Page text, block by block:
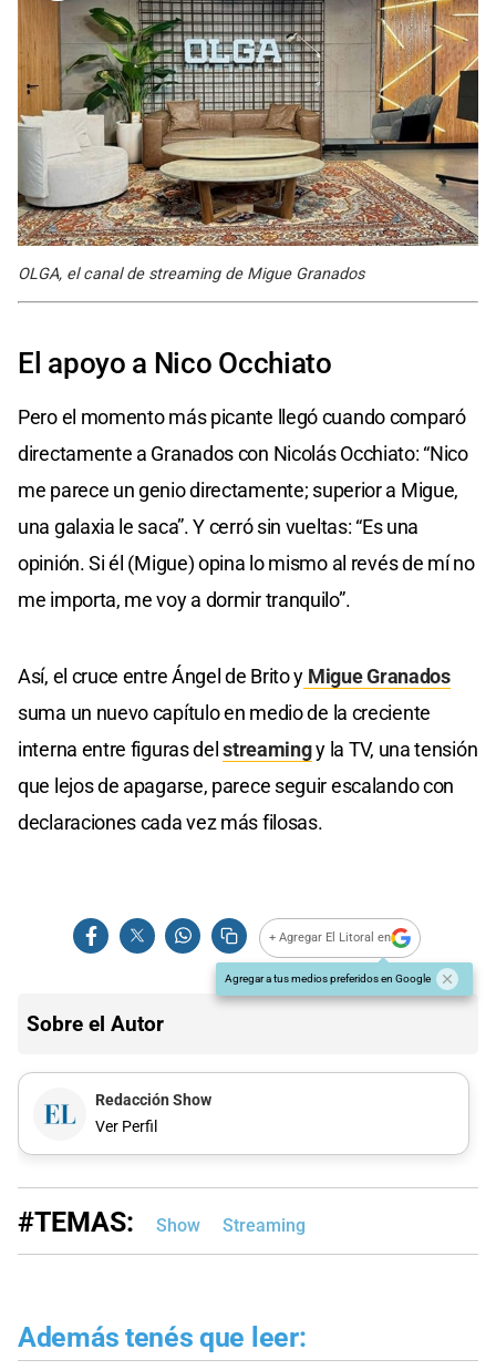
OLGA, el canal de streaming de Migue Granados
El apoyo a Nico Occhiato
Pero el momento más picante llegó cuando comparó
directamente a Granados con Nicolás Occhiato: “Nico
me parece un genio directamente; superior a Migue,
una galaxia le saca”. Y cerró sin vueltas: “Es una
opinión. Si él (Migue) opina lo mismo al revés de mí no
me importa, me voy a dormir tranquilo”.
Así, el cruce entre Ángel de Brito y Migue Granados
suma un nuevo capítulo en medio de la creciente
interna entre figuras delstreamingy la TV, una tensión
que lejos de apagarse, parece seguir escalando con
declaraciones cada vez más filosas.
+ Agregar El Litoral en
Agregar a tus medios preferidos en Google
Sobre el Autor
Redacción Show
Ver Perfil
#TEMAS: Show Streaming
Además tenés que leer: